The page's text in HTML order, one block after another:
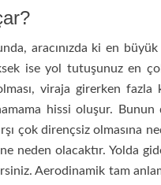
aracınızda ki en büyük
ise yol tutuşunuz en
viraja girerken fazla
hissi oluşur. Bunun
çok dirençsiz olmasına
neden olacaktır. Yolda
Aerodinamik tam